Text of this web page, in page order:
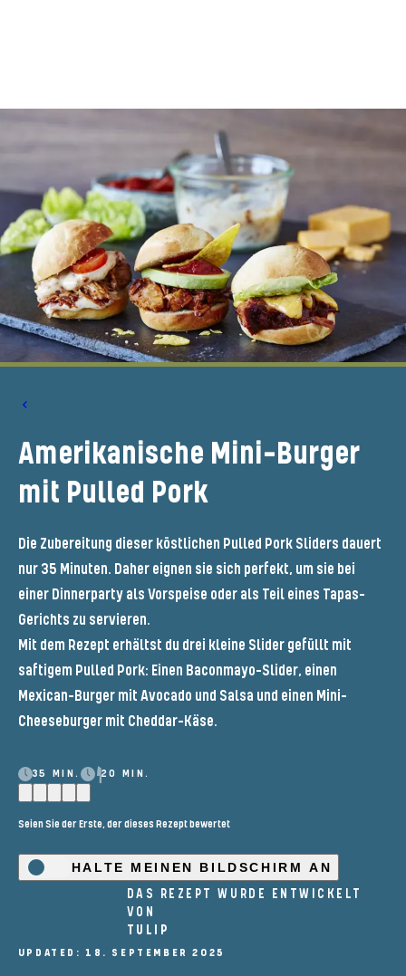
Amerikanische Mini-Burger
mit Pulled Pork
Die Zubereitung dieser köstlichen Pulled Pork Sliders dauert
nur 35 Minuten. Daher eignen sie sich perfekt, um sie bei
einer Dinnerparty als Vorspeise oder als Teil eines Tapas-
Gerichts zu servieren.
Mit dem Rezept erhältst du drei kleine Slider gefüllt mit
saftigem Pulled Pork: Einen Baconmayo-Slider, einen
Mexican-Burger mit Avocado und Salsa und einen Mini-
Cheeseburger mit Cheddar-Käse.
35 MIN. 20 MIN.
Seien Sie der Erste, der dieses Rezept bewertet
HALTE MEINEN BILDSCHIRM AN
DAS REZEPT WURDE ENTWICKELT
VON
TULIP
UPDATED: 18. SEPTEMBER 2025